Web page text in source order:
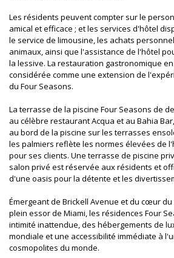
Les résidents peuvent compter sur le
amical et efficace ; et les services d'hôtel
le service de limousine, les achats
animaux, ainsi que l'assistance de l'hôtel
la lessive. La restauration gastronomique
considérée comme une extension de
du Four Seasons.
La terrasse de la piscine Four Seasons de
au célèbre restaurant Acqua et au Bahia
au bord de la piscine sur les terrasses
les palmiers reflète les normes élevées de
pour ses clients. Une terrasse de piscine
salon privé est réservée aux résidents et
d'une oasis pour la détente et les
Émergeant de Brickell Avenue et du cœur
plein essor de Miami, les résidences Four
intimité inattendue, des hébergements de
mondiale et une accessibilité immédiate à
cosmopolites du monde.